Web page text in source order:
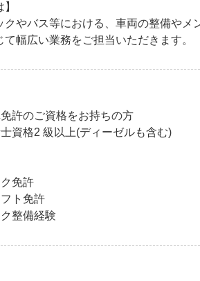
クやバス等における、車両の整備やメ
幅広い業務をご担当いただきます。
許のご資格をお持ちの方
資格2 級以上(ディーゼルも含む)
免許
ト免許
整備経験